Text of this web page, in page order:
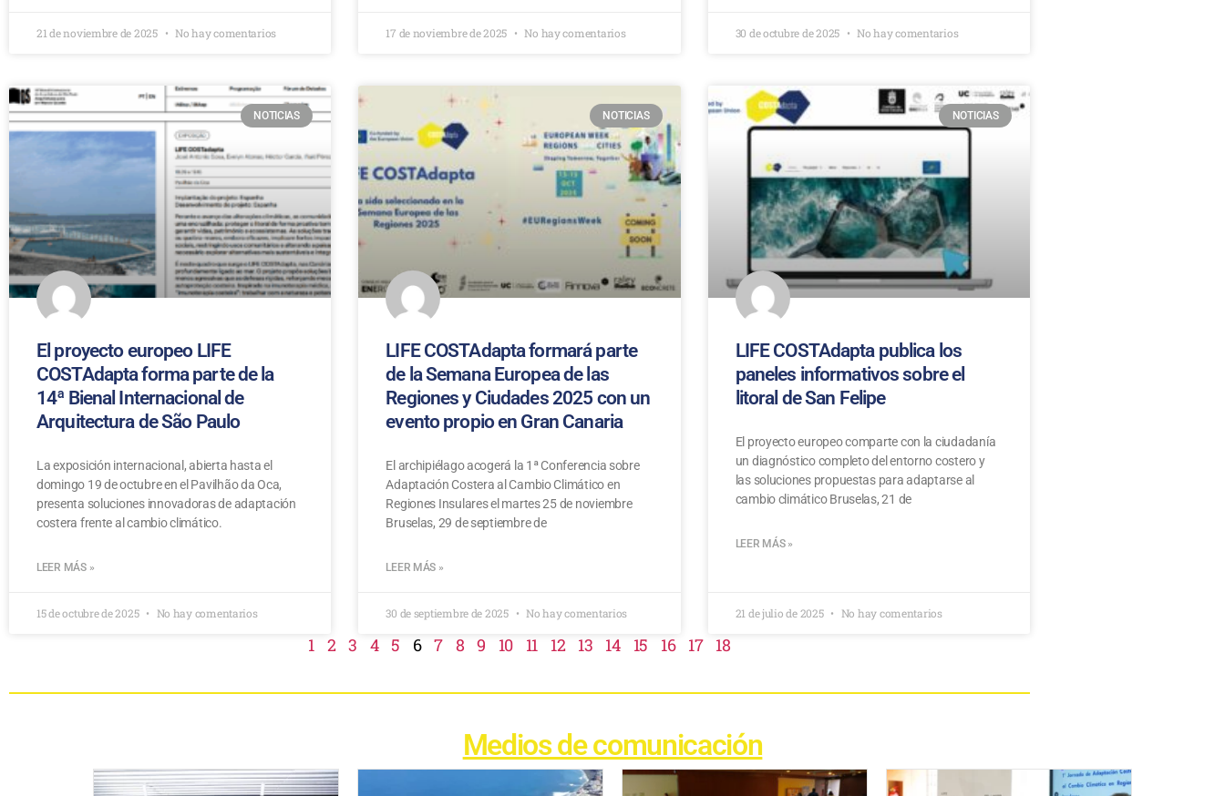
21 de noviembre de 2025 No hay comentarios 17 de noviembre de 2025 No hay comentarios 30 de octubre de 2025 No hay comentarios
NOTICIAS
El proyecto europeo LIFE
COSTAdapta forma parte de la
14ª Bienal Internacional de
Arquitectura de São Paulo
La exposición internacional, abierta hasta el
domingo 19 de octubre en el Pavilhão da Oca,
presenta soluciones innovadoras de adaptación
costera frente al cambio climático.
LEER MÁS »
15 de octubre de 2025 No hay comentarios
NOTICIAS
LIFE COSTAdapta formará parte
de la Semana Europea de las
Regiones y Ciudades 2025 con un
evento propio en Gran Canaria
El archipiélago acogerá la 1ª Conferencia sobre
Adaptación Costera al Cambio Climático en
Regiones Insulares el martes 25 de noviembre
Bruselas, 29 de septiembre de
LEER MÁS »
30 de septiembre de 2025 No hay comentarios
NOTICIAS
LIFE COSTAdapta publica los
paneles informativos sobre el
litoral de San Felipe
El proyecto europeo comparte con la ciudadanía
un diagnóstico completo del entorno costero y
las soluciones propuestas para adaptarse al
cambio climático Bruselas, 21 de
LEER MÁS »
21 de julio de 2025 No hay comentarios
1 2 3 4 5 6 7 8 9 10 11 12 13 14 15 16 17 18
Medios de comunicación